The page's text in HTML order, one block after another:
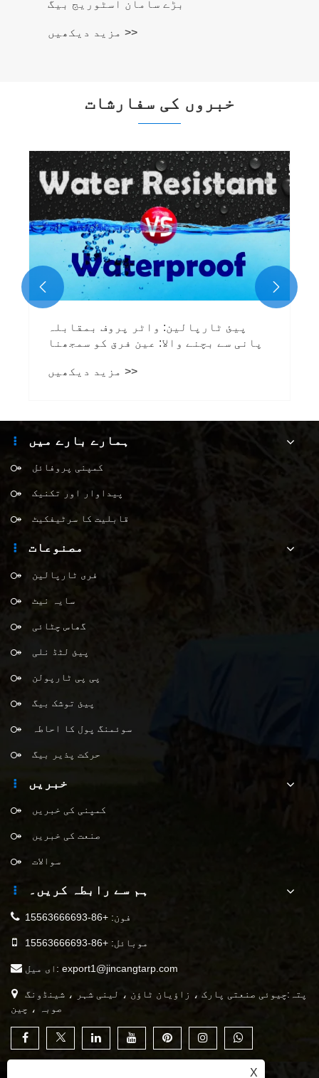
خبروں کی سفارشات
کیوں معیار ہمیشہ قلیل مدتی بچت سے
کہیں زیادہ ہوتا ہے
مزید دیکھیں >>
 
ہمارے بارے میں
کمپنی پروفائل
پیداوار اور تکنیک
قابلیت کا سرٹیفکیٹ
مصنوعات
فری ٹارپالین
سایہ نیٹ
گھاس چٹائی
پیئ لٹڈ نلی
پی پی ٹارپولن
پیئ توشک بیگ
سوئمنگ پول کا احاطہ
حرکت پذیر بیگ
خبریں
کمپنی کی خبریں
صنعت کی خبریں
سوالات
ہم سے رابطہ کریں۔
فون: +86-15563666693
موبائل: +86-15563666693
ای میل: export1@jincangtarp.com
پتہ:چیوئی صنعتی پارک ، زاؤیان ٹاؤن ، لینی شہر ، شینڈونگ
صوبہ ، چین
X